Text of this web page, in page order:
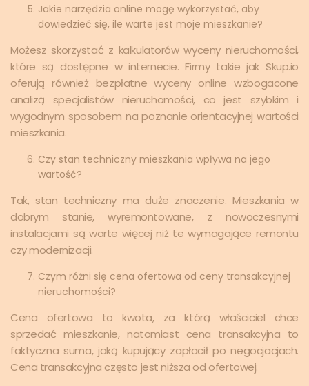
Jakie narzędzia online mogę wykorzystać, aby
dowiedzieć się, ile warte jest moje mieszkanie?
Możesz skorzystać z kalkulatorów wyceny nieruchomości,
które są dostępne w internecie. Firmy takie jak Skup.io
oferują również bezpłatne wyceny online wzbogacone
analizą specjalistów nieruchomości, co jest szybkim i
wygodnym sposobem na poznanie orientacyjnej wartości
mieszkania.
Czy stan techniczny mieszkania wpływa na jego
wartość?
Tak, stan techniczny ma duże znaczenie. Mieszkania w
dobrym stanie, wyremontowane, z nowoczesnymi
instalacjami są warte więcej niż te wymagające remontu
czy modernizacji.
Czym różni się cena ofertowa od ceny transakcyjnej
nieruchomości?
Cena ofertowa to kwota, za którą właściciel chce
sprzedać mieszkanie, natomiast cena transakcyjna to
faktyczna suma, jaką kupujący zapłacił po negocjacjach.
Cena transakcyjna często jest niższa od ofertowej.